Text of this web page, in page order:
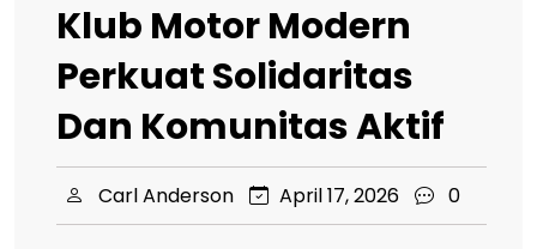
Klub Motor Modern
Perkuat Solidaritas
Dan Komunitas Aktif
Carl Anderson April 17, 2026 0